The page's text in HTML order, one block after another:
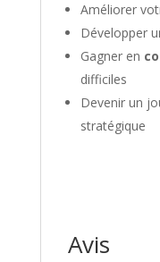
Améliorer
Développer
Gagner en
difficiles
Devenir un
stratégique
Avis